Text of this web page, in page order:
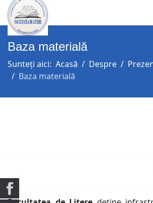
Baza materială
Sunteți aici: Acasă Despre
Baza materială